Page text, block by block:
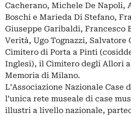
Cacherano, Michele De Napoli,
Boschi e Marieda Di Stefano,
Giuseppe Garibaldi, Francesco
Verità, Ugo Tognazzi, Salvatore
Cimitero di Porta a Pinti
Inglesi), il Cimitero degli Allori
Memoria di Milano.
L’Associazione Nazionale
l’unica rete museale di case
illustri a livello nazionale,